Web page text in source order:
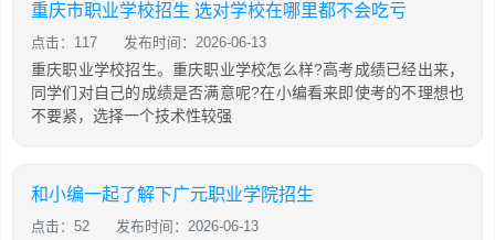
重庆市职业学校招生 选对学校在哪里都不会吃亏
点击：117 发布时间：2026-06-13
重庆职业学校招生。重庆职业学校怎么样?高考成绩已经出来，
同学们对自己的成绩是否满意呢?在小编看来即使考的不理想也
不要紧，选择一个技术性较强
和小编一起了解下广元职业学院招生
点击：52 发布时间：2026-06-13